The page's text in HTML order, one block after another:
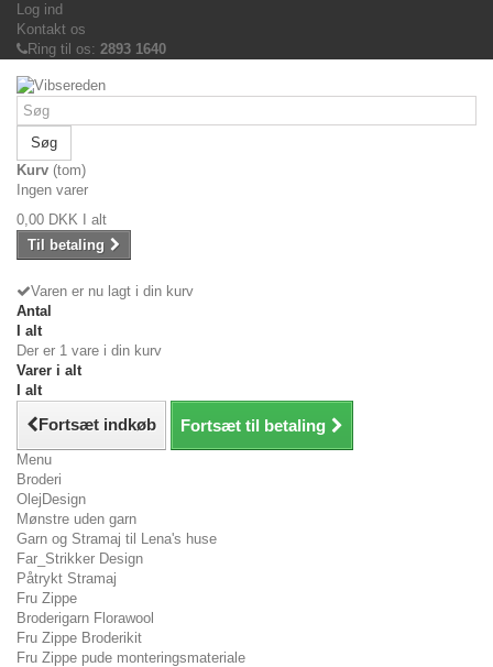
Log ind
Kontakt os
Ring til os: 2893 1640
Søg
Kurv (tom)
Ingen varer
0,00 DKK
I alt
Til betaling
Varen er nu lagt i din kurv
Antal
I alt
Der er 1 vare i din kurv
Varer i alt
I alt
Fortsæt indkøb Fortsæt til betaling
Menu
Broderi
OlejDesign
Mønstre uden garn
Garn og Stramaj til Lena's huse
Far_Strikker Design
Påtrykt Stramaj
Fru Zippe
Broderigarn Florawool
Fru Zippe Broderikit
Fru Zippe pude monteringsmateriale